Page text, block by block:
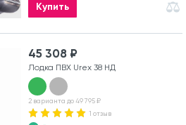
Купить
45 308 ₽
Лодка ПВХ Urex 38 НД
2 варианта до 49 795 ₽
1 отзыв